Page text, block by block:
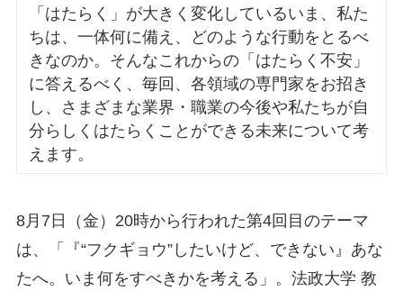
「はたらく」が大きく変化しているいま、私た
ちは、一体何に備え、どのような行動をとるべ
きなのか。そんなこれからの「はたらく不安」
に答えるべく、毎回、各領域の専門家をお招き
し、さまざまな業界・職業の今後や私たちが自
分らしくはたらくことができる未来について考
えます。
8月7日（金）20時から行われた第4回目のテーマ
は、「『“フクギョウ”したいけど、できない』あな
たへ。いま何をすべきかを考える」。法政大学 教